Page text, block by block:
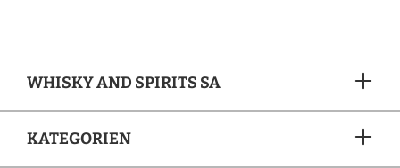
WHISKY AND SPIRITS SA
KATEGORIEN